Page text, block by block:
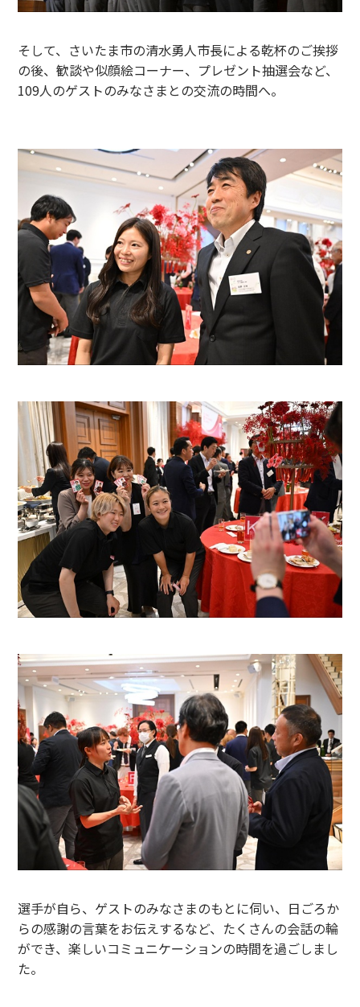
そして、さいたま市の清水勇人市長による乾杯のご挨拶
の後、歓談や似顔絵コーナー、プレゼント抽選会など、
109人のゲストのみなさまとの交流の時間へ。
選手が自ら、ゲストのみなさまのもとに伺い、日ごろか
らの感謝の言葉をお伝えするなど、たくさんの会話の輪
ができ、楽しいコミュニケーションの時間を過ごしまし
た。